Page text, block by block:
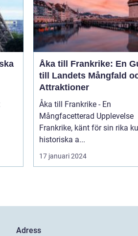
Åka till Frankrike: En
till Landets Mångfald
Attraktioner
Åka till Frankrike - En
Mångfacetterad Upplevelse
Frankrike, känt för sin rika
historiska a...
17 januari 2024
Adress